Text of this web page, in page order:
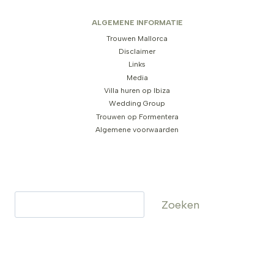
ALGEMENE INFORMATIE
Trouwen Mallorca
Disclaimer
Links
Media
Villa huren op Ibiza
Wedding Group
Trouwen op Formentera
Algemene voorwaarden
Zoeken